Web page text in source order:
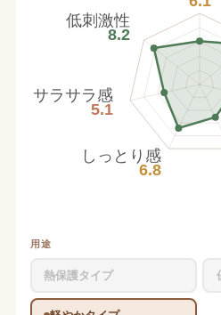
しっとり感
6.8
サラサラ感
5.1
低刺激性
8.2
用途
熱保護タイプ